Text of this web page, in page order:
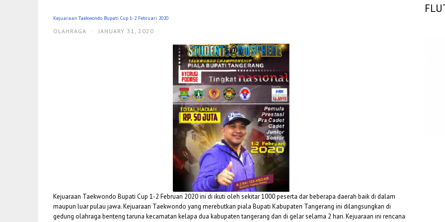
Kejuaraan Taekwondo Bupati Cup 1-2 Februari 2020
OLAHRAGA · JANUARY 31, 2020
Kejuaraan Taekwondo Bupati Cup 1-2 Februari 2020 ini di ikuti oleh sekitar 1000 peserta dar beberapa daerah baik di dalam
maupun luar pulau jawa. Kejuaraan Taekwondo yang merebutkan piala Bupati Kabupaten Tangerang ini dilangsungkan di
gedung olahraga benteng taruna kecamatan kelapa dua kabupaten tangerang dan di gelar selama 2 hari. Kejuaraan ini rencana